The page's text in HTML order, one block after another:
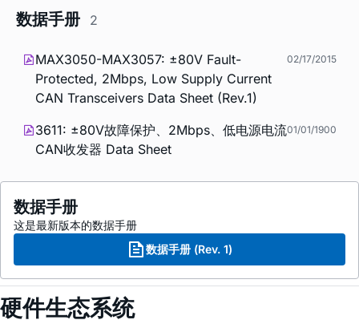
数据手册 2
MAX3050-MAX3057: ±80V Fault-
Protected, 2Mbps, Low Supply Current
CAN Transceivers Data Sheet (Rev.1)
02/17/2015
3611: ±80V故障保护、2Mbps、低电源电流
CAN收发器 Data Sheet
01/01/1900
数据手册
这是最新版本的数据手册
数据手册 (Rev. 1)
硬件生态系统